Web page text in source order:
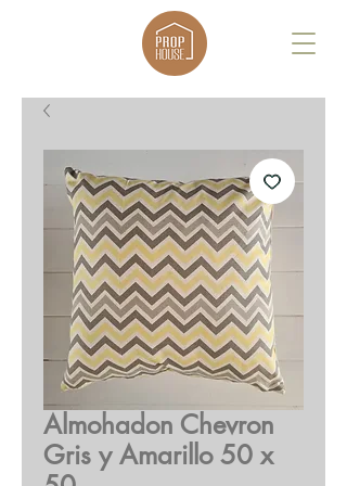
Almohadon Chevron
Gris y Amarillo 50 x